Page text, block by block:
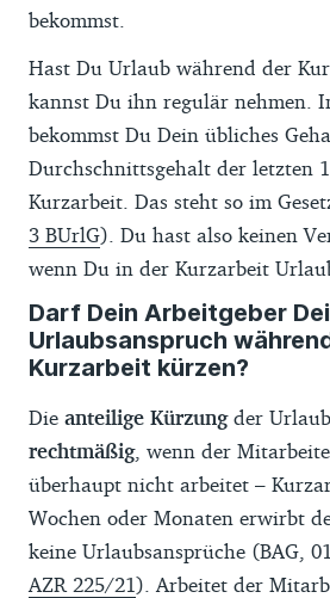
bekommst.
Hast Du Urlaub während der
kannst Du ihn regulär nehmen.
bekommst Du Dein übliches
Durchschnittsgehalt der letzten
Kurzarbeit. Das steht so im
3 BUrlG). Du hast also keinen
wenn Du in der Kurzarbeit
Darf Dein Arbeitgeber
Urlaubsanspruch
Kurzarbeit kürzen?
Die anteilige Kürzungder
rechtmäßig, wenn der
überhaupt nicht arbeitet –
Wochen oder Monaten erwirbt
keine Urlaubsansprüche (BAG,
AZR 225/21). Arbeitet der